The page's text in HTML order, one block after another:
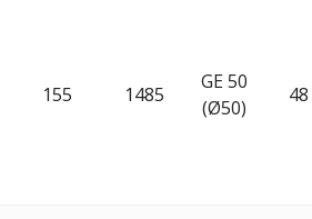
155 1485
GE 50
(Ø50)
48